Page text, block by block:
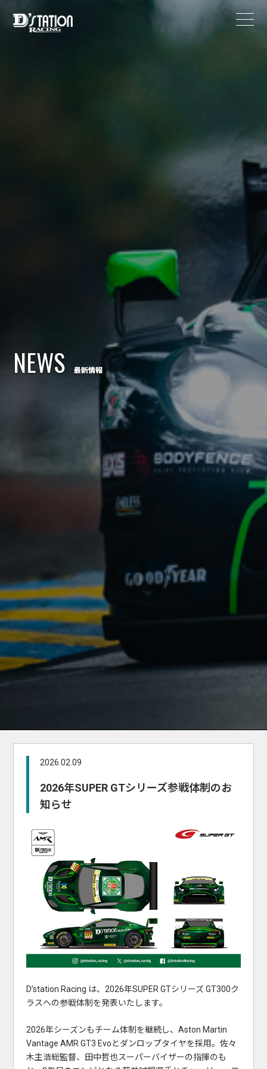
NEWS 最新情報
2026.02.09
2026年SUPER GTシリーズ参戦体制のお
知らせ
D’station Racing は、2026年SUPER GTシリーズ GT300ク
ラスへの参戦体制を発表いたします。
2026年シーズンもチーム体制を継続し、Aston Martin
Vantage AMR GT3 Evoとダンロップタイヤを採用。佐々
木主浩総監督、田中哲也スーパーバイザーの指揮のも